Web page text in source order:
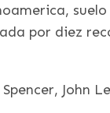
por diez
John